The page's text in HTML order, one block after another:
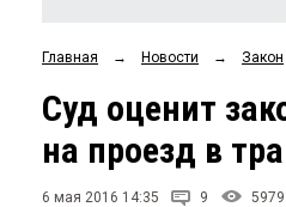
Главная → Новости → Закон
Суд оценит
на проезд в
6 мая 2016 14:35 9 5979